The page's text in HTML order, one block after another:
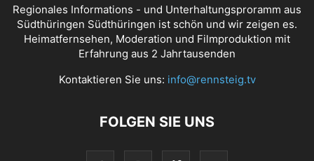
Regionales Informations - und Unterhaltungsproramm aus
Südthüringen Südthüringen ist schön und wir zeigen es.
Heimatfernsehen, Moderation und Filmproduktion mit
Erfahrung aus 2 Jahrtausenden
Kontaktieren Sie uns: info@rennsteig.tv
FOLGEN SIE UNS